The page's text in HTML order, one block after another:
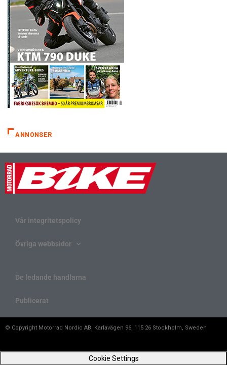
ANNONSER
Vår integritetspolicy
Övriga webbsidor
De ledande handlarna
Publicerat
© Copyright Motorrad Nordic AB, Karlavägen 96, 115 26 Stockholm, Sweden
Cookie Settings